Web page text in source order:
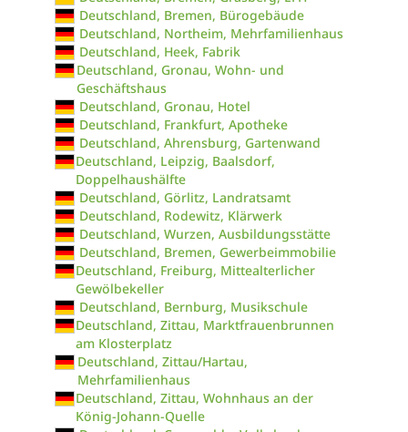
Deutschland, Bremen, Bürogebäude
Deutschland, Northeim, Mehrfamilienhaus
Deutschland, Heek, Fabrik
Deutschland, Gronau, Wohn- und
Geschäftshaus
Deutschland, Gronau, Hotel
Deutschland, Frankfurt, Apotheke
Deutschland, Ahrensburg, Gartenwand
Deutschland, Leipzig, Baalsdorf,
Doppelhaushälfte
Deutschland, Görlitz, Landratsamt
Deutschland, Rodewitz, Klärwerk
Deutschland, Wurzen, Ausbildungsstätte
Deutschland, Bremen, Gewerbeimmobilie
Deutschland, Freiburg, Mittealterlicher
Gewölbekeller
Deutschland, Bernburg, Musikschule
Deutschland, Zittau, Marktfrauenbrunnen
am Klosterplatz
Deutschland, Zittau/Hartau,
Mehrfamilienhaus
Deutschland, Zittau, Wohnhaus an der
König-Johann-Quelle